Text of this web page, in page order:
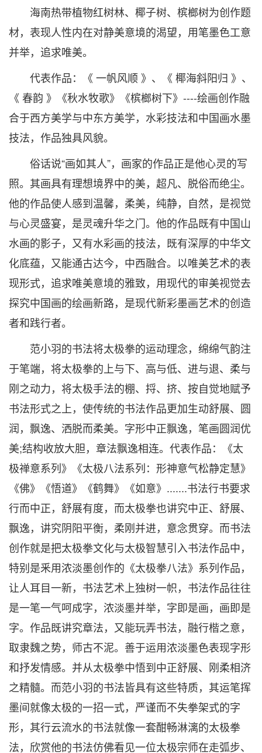
海南热带植物红树林、椰子树、槟榔树为创作题
材，表现人性内在对静美意境的渴望，用笔墨色工意
并举，追求唯美。
代表作品：《 一帆风顺 》、《 椰海斜阳归 》、
《 春韵 》《秋水牧歌》《槟榔树下》----绘画创作融
合于西方美学与中东方美学，水彩技法和中国画水墨
技法，作品独具风貌。
俗话说“画如其人”，画家的作品正是他心灵的写
照。其画具有理想境界中的美，超凡、脱俗而绝尘。
他的作品使人感到温馨，柔美，纯静，自然，是视觉
与心灵盛宴，是灵魂升华之门。他的作品既有中国山
水画的影子，又有水彩画的技法，既有深厚的中华文
化底蕴，又能通古达今，中西融合。以唯美艺术的表
现形式，追求唯美意境的雅致，用现代的审美视觉去
探究中国画的绘画新路，是现代新彩墨画艺术的创造
者和践行者。
范小羽的书法将太极拳的运动理念，绵绵气韵注
于笔端，将太极拳的上与下、高与低、进与退、柔与
刚之动力，将太极手法的棚、捋、挤、按自觉地赋予
书法形式之上，使传统的书法作品更加生动舒展、圆
润，飘逸、洒脱而柔美。字形中正飘逸，笔画圆润优
美;结构收放大胆，章法飘逸相连。代表作品：《太
极禅意系列》《太极八法系列：形神意气松静定慧》
《佛》《悟道》《鹤舞》《如意》.......书法行书要求
行而中正，舒展有度，而太极拳也讲究中正、舒展、
飘逸，讲究阴阳平衡，柔刚并进，意念贯穿。而书法
创作就是把太极拳文化与太极智慧引入书法作品中，
特别是釆用浓淡墨创作的《太极拳八法》系列作品，
让人耳目一新，书法艺术上独树一帜，书法作品往往
是一笔一气呵成字，浓淡墨并举，字即是画，画即是
字。作品既讲究章法，又能玩弄书法，融行楷之意，
取隶魏之势，师古不泥。善于运用浓淡墨色表现字形
和抒发情感。并从太极拳中悟到中正舒展、刚柔相济
之精髓。而范小羽的书法皆具有这些特质，其运笔挥
墨间就像太极的一招一式，严谨而不失拳架式的字
形，其行云流水的书法就像一套酣畅淋漓的太极拳
法，欣赏他的书法仿佛看见一位太极宗师在走弧步、